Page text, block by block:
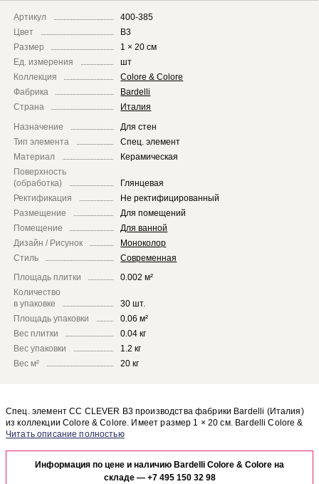
Артикул
400-385
Цвет
B3
Размер
1 × 20 см
Ед. измерения
шт
Коллекция
Colore & Colore
Фабрика
Bardelli
Страна
Италия
Назначение
Для стен
Тип элемента
Спец. элемент
Материал
Керамическая
Поверхность
(обработка)
Глянцевая
Ректификация
Не ректифицированный
Размещение
Для помещений
Помещение
Для ванной
Дизайн / Рисунок
Моноколор
Стиль
Современная
Площадь плитки
0.002 м²
Количество
в упаковке
30 шт.
Площадь упаковки
0.06 м²
Вес плитки
0.04 кг
Вес упаковки
1.2 кг
Вес м²
20 кг
Спец. элемент CC CLEVER B3 производства фабрики Bardelli (Италия)
из коллекции Colore & Colore. Имеет размер 1 × 20 см. Bardelli Colore &
Colore CC CLEVER B3 отлично сочетается с другими элементами
отделке Вашего помещения, закажите бесплатный дизайн-проект с
использованием элементов коллекции Bardelli Colore & Colore.
Информация по цене и наличию Bardelli Colore & Colore на
складе — +7 495 150 32 98